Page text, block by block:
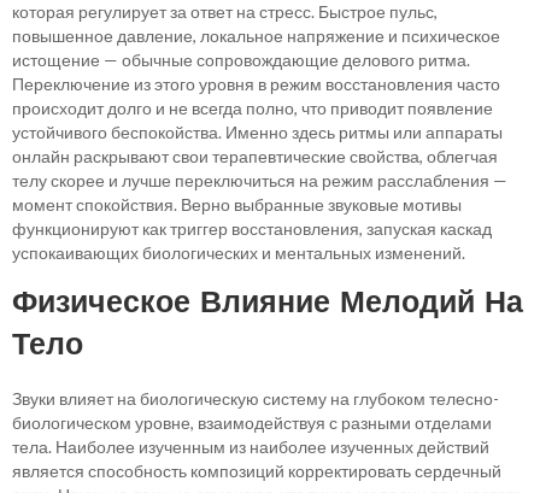
которая регулирует за ответ на стресс. Быстрое пульс,
повышенное давление, локальное напряжение и психическое
истощение — обычные сопровождающие делового ритма.
Переключение из этого уровня в режим восстановления часто
происходит долго и не всегда полно, что приводит появление
устойчивого беспокойства. Именно здесь ритмы или аппараты
онлайн раскрывают свои терапевтические свойства, облегчая
телу скорее и лучше переключиться на режим расслабления —
момент спокойствия. Верно выбранные звуковые мотивы
функционируют как триггер восстановления, запуская каскад
успокаивающих биологических и ментальных изменений.
Физическое Влияние Мелодий На
Тело
Звуки влияет на биологическую систему на глубоком телесно-
биологическом уровне, взаимодействуя с разными отделами
тела. Наиболее изученным из наиболее изученных действий
является способность композиций корректировать сердечный